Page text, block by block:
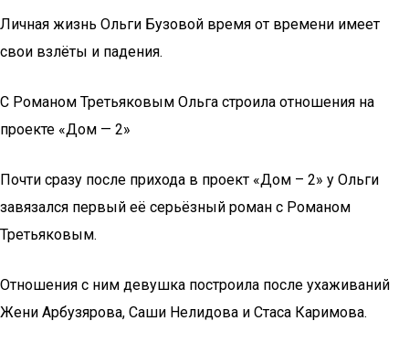
Личная жизнь Ольги Бузовой время от времени имеет
свои взлёты и падения.
С Романом Третьяковым Ольга строила отношения на
проекте «Дом — 2»
Почти сразу после прихода в проект «Дом – 2» у Ольги
завязался первый её серьёзный роман с Романом
Третьяковым.
Отношения с ним девушка построила после ухаживаний
Жени Арбузярова, Саши Нелидова и Стаса Каримова.